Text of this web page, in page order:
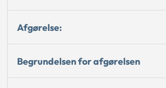
Afgørelse:
Begrundelsen for afgørelsen